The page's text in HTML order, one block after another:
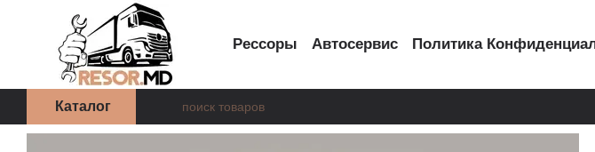
Перейти к основному контенту
Рессоры Автосервис Политика
Каталог